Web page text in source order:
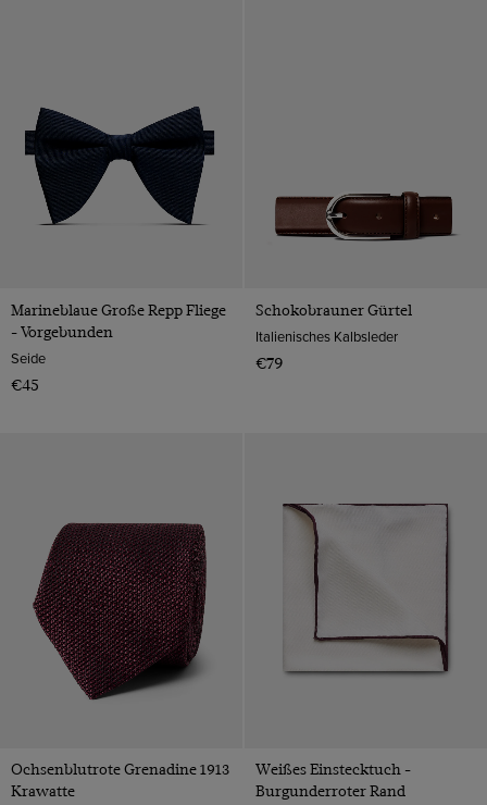
Marineblaue Große Repp Fliege
- Vorgebunden
Seide
€45
Schokobrauner Gürtel
Italienisches Kalbsleder
€79
Ochsenblutrote Grenadine 1913
Krawatte
Weißes Einstecktuch -
Burgunderroter Rand